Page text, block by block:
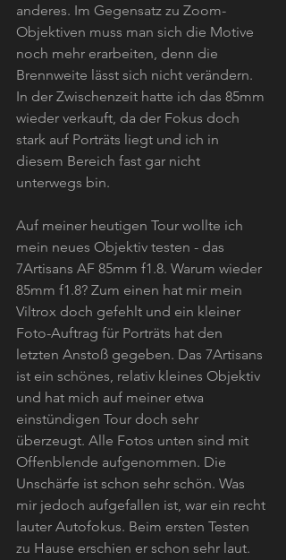
anderes. Im Gegensatz zu Zoom-
Objektiven muss man sich die Motive
noch mehr erarbeiten, denn die
Brennweite lässt sich nicht verändern.
In der Zwischenzeit hatte ich das 85mm
wieder verkauft, da der Fokus doch
stark auf Porträts liegt und ich in
diesem Bereich fast gar nicht
unterwegs bin.
Auf meiner heutigen Tour wollte ich
mein neues Objektiv testen - das
7Artisans AF 85mm f1.8. Warum wieder
85mm f1.8? Zum einen hat mir mein
Viltrox doch gefehlt und ein kleiner
Foto-Auftrag für Porträts hat den
letzten Anstoß gegeben. Das 7Artisans
ist ein schönes, relativ kleines Objektiv
und hat mich auf meiner etwa
einstündigen Tour doch sehr
überzeugt. Alle Fotos unten sind mit
Offenblende aufgenommen. Die
Unschärfe ist schon sehr schön. Was
mir jedoch aufgefallen ist, war ein recht
lauter Autofokus. Beim ersten Testen
zu Hause erschien er schon sehr laut.